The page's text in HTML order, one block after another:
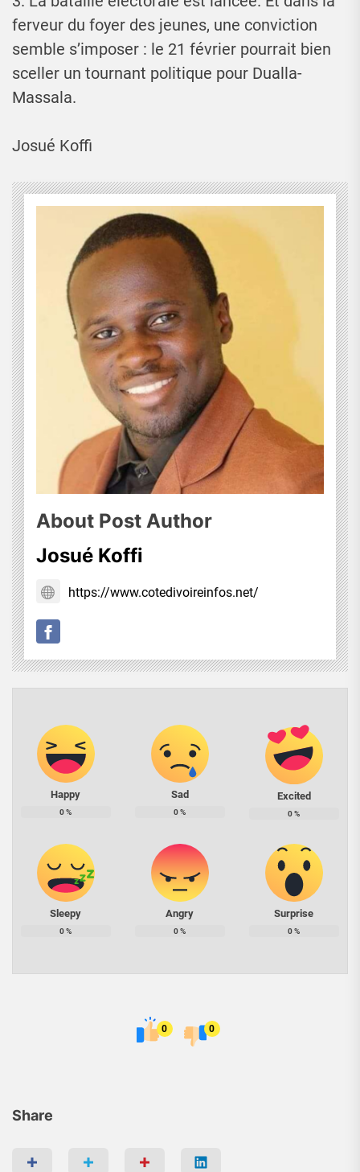
Share
ferveur du foyer des jeunes, une conviction
semble s’imposer : le 21 février pourrait bien
sceller un tournant politique pour Dualla-
Massala.
Josué Koffi
About Post Author
Josué Koffi
https://www.cotedivoireinfos.net/
Happy
0%
Sad
0%
Excited
0%
Sleepy
0%
Angry
0%
Surprise
0%
0 0